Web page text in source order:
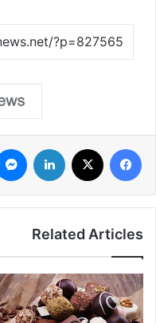
فيسبوك لينكدإن
Related Articles